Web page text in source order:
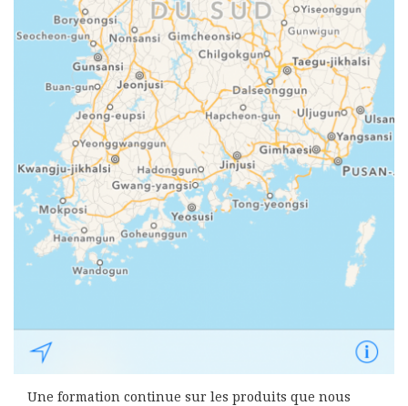
Une formation continue sur les produits que nous